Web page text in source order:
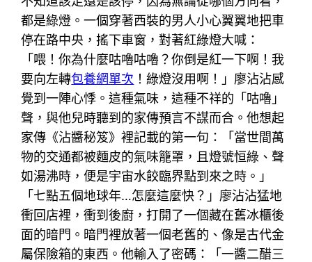
都是綠燈。一個穿著西裝的男人小心翼翼地把車
停在路中央，搖下車窗，對著紅綠燈大喊：
「喂！你為什麼咕嚕咕嚕？你倒是紅一下啊！我
要向左轉包養網單次 ！綠燈沒用啊！」廖沾沾感
覺到一陣心悸。這種氣味，這種不祥的「咕嚕」
聲，與他兒時聽到的家傳預言不謀而合。他想起
家傳《沾醬秘笈》裡記載的第一句：「當世間萬
物的交通都被麵皮的氣味籠罩，且燈號恒綠、聲
如湯沸時，便是宇宙水餃臨界點到來之時。」
「七點五個地球年…怎麼這麼快？」廖沾沾猛地
衝回店裡，衝到後廚，打開了一個藏在舊冰櫃後
面的暗門。暗門裡放著一個老舊的、像是古代金
屬保險箱的東西。他輸入了密碼：「一醬二醋三